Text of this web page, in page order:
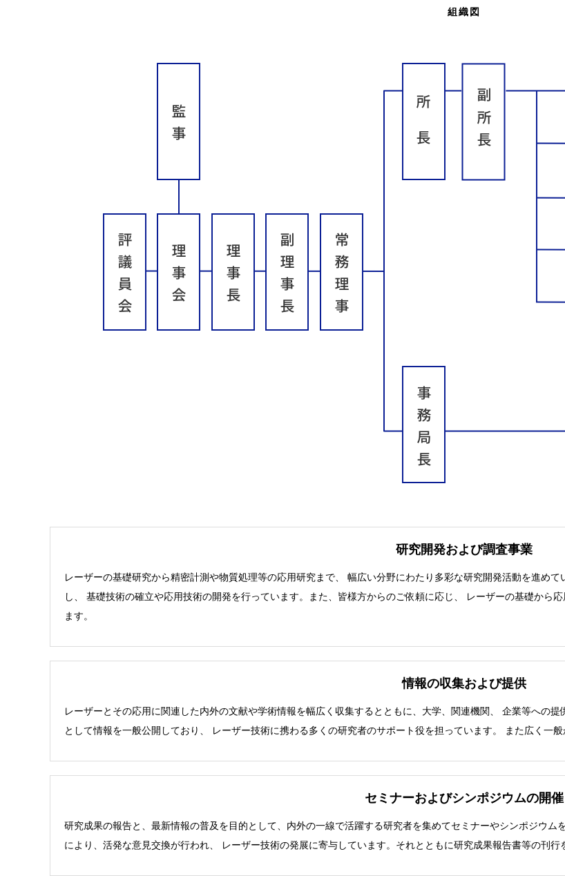
組織図
研究開発および調査事業
レーザーの基礎研究から精密計測や物質処理等の応用研究まで、 幅広い分野にわたり多彩な研究開発活動を進め
し、 基礎技術の確立や応用技術の開発を行っています。また、皆様方からのご依頼に応じ、 レーザーの基礎から
ます。
情報の収集および提供
レーザーとその応用に関連した内外の文献や学術情報を幅広く収集するとともに、大学、関連機関、 企業等への
として情報を一般公開しており、 レーザー技術に携わる多くの研究者のサポート役を担っています。 また広く一
セミナーおよびシンポジウムの開催
研究成果の報告と、最新情報の普及を目的として、内外の一線で活躍する研究者を集めてセミナーやシンポジウ
により、活発な意見交換が行われ、 レーザー技術の発展に寄与しています。それとともに研究成果報告書等の刊行